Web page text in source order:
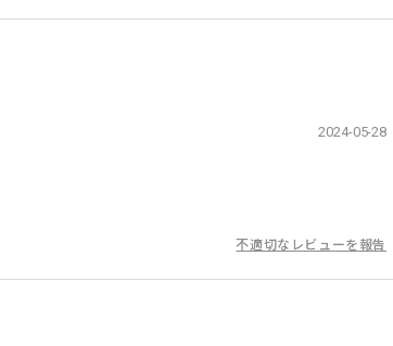
2024-05-28
不適切なレビューを報告